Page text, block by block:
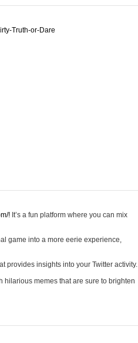
Truth-or-Dare
! It’s a fun platform where you can mix
game into a more eerie experience,
provides insights into your Twitter activity.
hilarious memes that are sure to brighten